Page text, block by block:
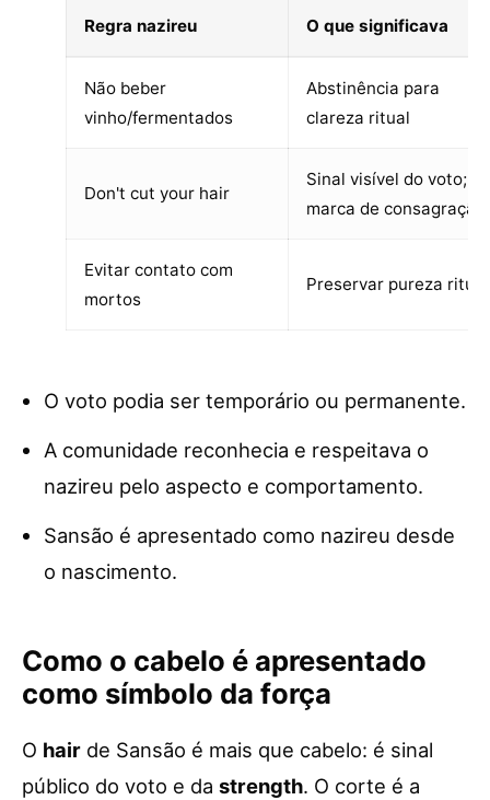
Regra nazireu O que significava
Não beber
vinho/fermentados
Abstinência para
clareza ritual
Don't cut your hair
Sinal visível do voto;
marca de consagração
Evitar contato com
mortos
Preservar pureza ritual
O voto podia ser temporário ou permanente.
A comunidade reconhecia e respeitava o
nazireu pelo aspecto e comportamento.
Sansão é apresentado como nazireu desde
o nascimento.
Como o cabelo é apresentado
como símbolo da força
O hair de Sansão é mais que cabelo: é sinal
público do voto e da strength. O corte é a